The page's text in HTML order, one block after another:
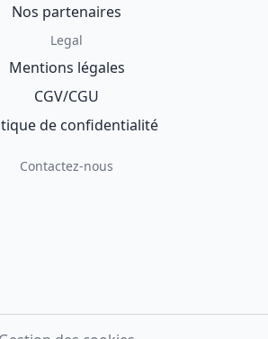
Nos partenaires
Legal
Mentions légales
CGV/CGU
de confidentialité
Contactez-nous